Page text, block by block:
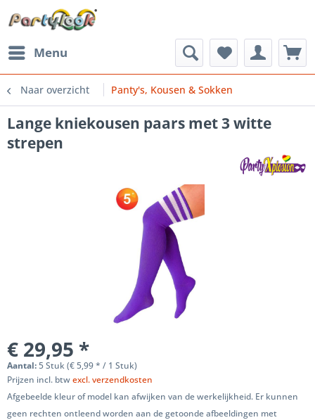
Menu
Naar overzicht Panty's, Kousen & Sokken
Lange kniekousen paars met 3 witte
strepen
€ 29,95 *
Aantal:5 Stuk (€ 5,99 * / 1 Stuk)
Prijzen incl. btwexcl. verzendkosten
Afgebeelde kleur of model kan afwijken van de werkelijkheid. Er kunnen
geen rechten ontleend worden aan de getoonde afbeeldingen met